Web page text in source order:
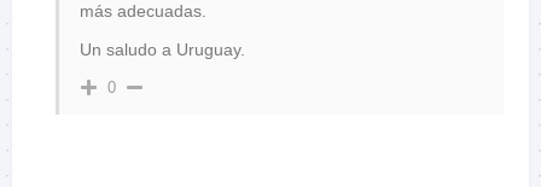
más adecuadas.
Un saludo a Uruguay.
0